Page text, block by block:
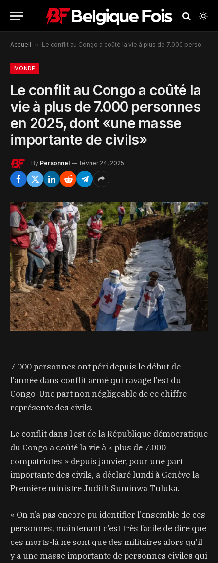
Accueil » Le conflit au Congo a coûté la vie à plus de 7.000 personnes en 2025, dont «une masse importante de civils»
MONDE
Le conflit au Congo a coûté la
vie à plus de 7.000 personnes
en 2025, dont «une masse
importante de civils»
By Personnel février 24, 2025
7.000 personnes ont péri depuis le début de
l’année dans conflit armé qui ravage l’est du
Congo. Une part non négligeable de ce chiffre
représente des civils.
Le conflit dans l’est de la République démocratique
du Congo a coûté la vie à « plus de 7.000
compatriotes » depuis janvier, pour une part
importante des civils, a déclaré lundi à Genève la
Première ministre Judith Suminwa Tuluka.
« On n’a pas encore pu identifier l’ensemble de ces
personnes, maintenant c’est très facile de dire que
ces morts-là ne sont que des militaires alors qu’il
y a une masse importante de personnes civiles qui